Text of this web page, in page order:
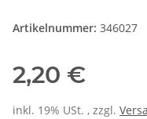
Artikelnummer: 346027
2,20 €
inkl. 19% USt. , zzgl.